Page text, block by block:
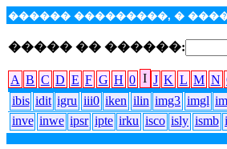
������ ���������, �
����� �� ������:
A B C D E F G H 0 I J K L M N
ibis idit igru iii0 iken ilin img3 imgl
inve inwe ipsr ipte irku isco isly ismb